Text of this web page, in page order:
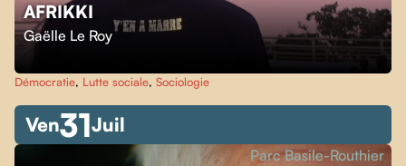
AFRIKKI
Gaëlle Le Roy
Démocratie, Lutte sociale, Sociologie
Ven31Juil
Parc Basile-Routhier